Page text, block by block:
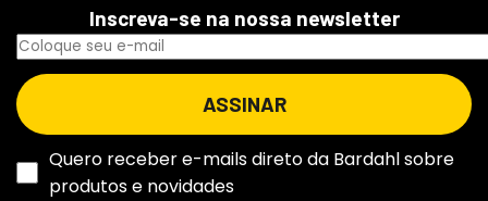
Inscreva-se na nossa newsletter
Quero receber e-mails direto da Bardahl sobre
produtos e novidades